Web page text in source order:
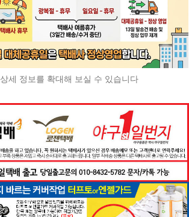
상세 정보를 확대해 보실 수 있습니다